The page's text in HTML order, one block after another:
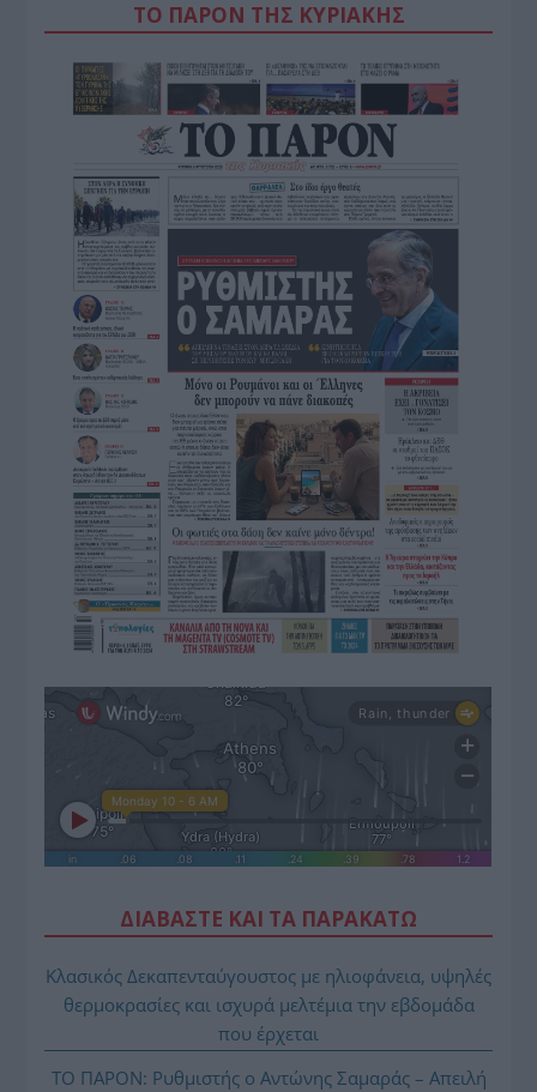
ΤΟ ΠΑΡΟΝ ΤΗΣ ΚΥΡΙΑΚΗΣ
ΔΙΑΒΑΣΤΕ ΚΑΙ ΤΑ ΠΑΡΑΚΑΤΩ
Κλασικός Δεκαπενταύγουστος με ηλιοφάνεια, υψηλές
θερμοκρασίες και ισχυρά μελτέμια την εβδομάδα
που έρχεται
ΤΟ ΠΑΡΟΝ: Ρυθμιστής ο Αντώνης Σαμαράς – Απειλή